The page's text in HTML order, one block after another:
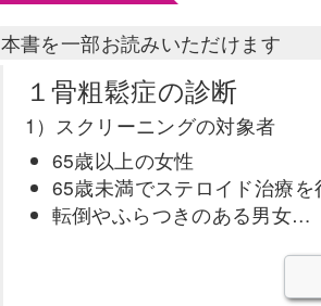
本書を一部お読みいただけます
１骨粗鬆症の診断
1）スクリーニングの対象者
65歳以上の女性
65歳未満でステロイド治療
転倒やふらつきのある男女…